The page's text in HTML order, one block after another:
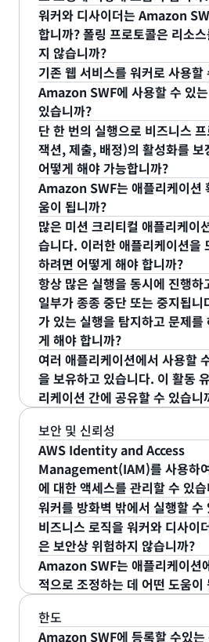
직에 집중할 수 있습니다. 할당
보관, 할당된 작업 모니터링, 작
적인 정보 제공 등과 같은 관련
SWF가 처리합니다. 또한,
솔을 통해 각 작업 수준에서 지
합니다.
를 프라이빗 데이터 센터에서
프라로 단계적으로 마이그
실행 시간이 긴 인적 작업(예
이 포함된 워크플로를 자동
SWF는 완료하는 데 며칠 또
업 단계의 상태를 확실하게
Amazon SWF에 애플리케
종 사용자의 도메인 특정 언
Amazon SWF에서는 프로
게 선택할 수 있으므로,
인터프리터와 사용자 정의
델링 도구 등)도 간편하게 구
애플리케이션의 실행 중인 모
상세한 감사 추적 및 가시성
다. 또한, Amazon SWF의
Amazon SWF에서 제공하
사용자 인터페이스에 통합할
실제로 고객이 Amazon SWF를
플리케이션에는 동영상 인코딩,
프로비저닝, MapReduce 파이
로세스 관리 등 여러 가지가 있
자세한 내용은 “Amazon SWF
례에는 어떤 것이 있습니까?”를
Amazon SWF를 실제 어떻게 이
해서는, 사례 연구를 참조세요.
Console(또는 시각화 API)을 사
행 상황을 볼 수 있으며, 특정 실
하여 작업 수준의 상세 정보를
플리케이션 수준 추적을 사
다.
Amazon SWF 콘솔과 가시
이션 중심의 보기가 제공되
한 검색, 특정 실행의 자세한
운, 실행 관리 등을 할 수 있
SQS에서는 이런 추가 기능
Amazon SWF는 애플리케
가지 기능(예: 작업 간 데이터
연한 작업 분산 등)을 제공
에서는 일부 애플리케이션
합니다.
Amazon SWF는 서비스 API
SDK뿐만 아니라 비동기 상호
프로그래밍 구문을 사용하여
케이션을 작성할 수 있도록
Framework를 제공합니다.
Amazon SQS를 사용하여 분산
정하는 기본 워크플로를 구축할
SWF를 사용하면 다른 애플리케
함께 이 기능을 바로 확보할 수
사용자 필요에 가장 적합한 솔루
Amazon SQS와 Amazon SWF
것이 좋습니다.
Amazon EC2 인스턴스로 다운
나의 청크를 Amazon S3에 다
결합하여 하나의 파일 만들기, 완
Amazon S3에 업로드 등의 개
가 각각 진행합니다. 이 사용 사례
능하므로 디사이더가 여러 작업
다. 업로드된 청크 하나를 인코딩
때 다른 청크 업로드가 완료될
없습니다. 청크를 처리하는 작업
사이더가 해당 청크만 다시 실
SWF에서 보관하는 애플리케이
이더가 워크플로를 제어할 때
어 디사이더는 이 정보를 사용
이 완료되었음을 탐지하고 각
출하여 인코딩된 청크가 결합될
행 진행 상황은 언제든지
Management Console에서 볼
실패한 경우, 실패한 해당 작업을
크를 정확히 찾아냅니다.
사용 사례 2: 대형 제품 카탈로
Mechanical Turk를 사용하여
의 데이터를 확인할 때, 카탈로
누어 처리합니다. 여러 배치를
니다. 배치마다, 제품 데이터를
추출하여 CSV(쉼표 구분 값) 파
것은 Amazon Mechanical
User Interface)에서 요구되는
를 업로드하여 HIT(Human
채워 실행합니다. HIT가 완료되
변환하여 데이터를 원본 형태로
를 평가하고 결과가 합격한다면
Mechanical Turk의 워커에게
HIT 결과가 실패일 때는 제거
Framework를 사용하여 분산
하는 방법을 자세히 살펴볼 수
워크플로와 작업 유형으로 도메
합니다. 실행을 시작하면 자동
동일한 도메인에 만들어집니다.
형 ID, 실행 ID 등)의 고유 범위
다. 즉, 동일한 식별자를 다른 도
할 수 있습니다.
동일한 워크플로 유형을 등록할
에서 별개의 리소스로 처리됩니
설정을 변경하거나 테스트 도메
때 프로덕션 도메인의 해당 리
습니다.
사이더는 의사 결정 작업이라고
을 처리합니다. Amazon SWF는
동 작업 완료 또는 시간 초과로
작업을 지시합니다. 의사 결정
이전에 시작된 활동 작업의 현
습니다. 디사이더는 이 데이터를
업을 포함한 다음 단계를 결정
반환합니다. Amazon SWF는 수
절한 새 활동 작업을 시작하고
결정 작업에 대한 응답을 계속
활동 작업의 순서, 시점 및 동시
로 애플리케이션에서 처리 단계
다. 실행이 시작되면 SWF가 최초
지시합니다. 그 이후에는
가 내린 결정에 따라 실행을 진
더가 실행을 완료하도록 의사 결
행이 지속됩니다.
디사이더의 의사 결정에 도움이
중인 모든 작업의 상세 정보를 지
다. 이 기록을 내역이라고 부르
유하게 작성됩니다. 실행이 시작
됩니다. 이 시점에 내역에는 실
은 초기 정보가 포함됩니다. 그
작업 진행하면 Amazon SWF가
를 반영하여 최신 상태 정보로
다. 디사이더가 의사 결정 작업을
역을 검사할 수 있습니다.
정 작업 지시 시점의 실행 상태가
영되도록 합니다. 디사이더는 이
실행에서 어떤 사항이 발생했는
계를 적절하게 결정할 수 있습니
작업 목록은 Amazon SWF 리
되면 이 목록에 추가되며 이 목
됩니다. 작업 목록에는 사용자
다. 작업 목록에 있는 작업 유형
도 상관없지만, 모든 작업은 활
정 작업이어야 합니다. 등록 시
로 유형에 기본 작업 목록을 지
SWF에서는 작업 목록을 런타임
이름을 지정하고 시작함으로써
만들어 사용합니다. 작업 목록
니다.
활동 작업을 시작할 때 디사
작업 목록에 추가하거나 활
목록에 작업을 추가하도록
합니다.
실행을 시작할 때 모든 의사
업 목록에 추가하거나, 워크
본 작업 목록에 추가하도록
청할 수 있습니다.
작업을 요청하면 디사이더와
록에서 작업을 받을지를 지
작업을 사용할 수 있는 경우
업과 작업 유형 ID를 전송합
위의 내용에 따라 작업을 추가할
에서 작업을 요청할 워커를 제
워커와 디사이더는 각각 이해할
됩니다.
AWS Flow Framework는
플리케이션을 빠르고 쉽게 개발
는 프로그래밍 프레임워크입니
작업 수준의 조정 정보와 비동
간단한 프로그래밍 구문으로
SWF에서 워크플로를 조정하려
해야 합니다. 원격 작업은 완료
활동 작업) 작업 간의 종속 관계
합니다.
AWS Flow Framework를 사용
을 익숙한 프로그래밍 개념을 사
수 있습니다. 예를 들어, 활동 작
대한 호출과 같이 간단합니다.
Framework가 자동으로 호출을
결정으로 해석하고, Amazon
게 할당하고 모니터링하며 완료
다. 프레임워크는 출력 데이터를
사용자가 메서드 호출의 반환 값
록 합니다. 일반적인 메서드 호
이 반환 값을 코드에서 사용하여
의 런타임이 자동으로 중지되고
는 상태가 되면 실행을 재개합니
레임워크의 런타임이 Amazon
의사 결정 작업을 받고 프로그램
서드를 호출하여 의사 결정 후
합니다. 직관적인 프로그래밍 프
Amazon SWF에 대한 액세스를
Flow Framework를 사용하면
간편하게 비동기 이벤트 기반 프
워커와 디사이더는 Amazon
합니까? 폴링 프로토콜은 리소
지 않습니까?
일반적인 폴링 기반 프로토콜의
의 폴링 빈도를 찾아야합니다.
면 폴링 결과가 비어있는 횟수
이 경우 애플리케이션 및 네트
많이 사용되지만 실행을 진행할
을 수 없는 상황이 됩니다. 폴링
메시지의 보관 시간이 길어지고
시간이 증가할 수 있습니다.
폴링에 내재된 비효율성을 해
SWF는 긴 폴링을 채택하고 있습
하면 아무것도 반환하지 않는 폴
합니다. 워커와 디사이더가
구 폴링을 수행할 때 작업이 없
유지됩니다. 이 시간이 경과하기
업이 생기면 해당 작업이 긴 폴링
로 반환됩니다. 연결이 일정 시
시간이 경과할 때까지 결과가 없
가지는 지연 시간과 효율성 측
서 폴링의 보안 및 흐름 제어 측
이션에 활용할 수 있습니다.
기존 웹 서비스를 워커로 사용할
워커는 표준 HTTP GET 요청
SWF에서 작업을 받고 결과를
비스를 워커로 사용하려면
을 받고, 필요에 따라 웹 서비스
를 Amazon SWF에 반환하는
래퍼에서 작업과 함께 전달되는
비스 API의 파라미터로 변환합
서비스 API의 출력 데이터는 작
Amazon SWF에 반환합니다.
Amazon SWF에 사용할 수 있
있습니까?
아니요, 웹 서비스 API를 사용
통신할 수 있다면 워커나 디사이
프로그래밍 언어를 사용하든 상
SDK는 현재 Java, .NET, PHP
있습니다. Java용 AWS SDK에
Framework가 포함되어 있습니
단 한 번의 실행으로 비즈니스
잭션, 제출, 배정)의 활성화를 보
어떻게 해야 가능합니까?
새 워크플로 실행을 시작할 때
ID를 부여합니다. 이러면 실행
티 또는 작업(예: 고객 ID, 파일
결할 수 있습니다. 실행되는 동안
없도록 Amazon SWF가 보장합
일한 ID를 사용하는 다른 실행의
게 됩니다. 이를 통해 트랜잭션,
하나의 비즈니스 작업에 대해 2
용하지 않는다는 비즈니스 요구
다. 예를 들어, 특정 웹 사이트의
흐름을 생각해 보겠습니다. 사용
릭하면 해당 사용자의 고유 이
한 이름으로 사용될 수 있습니다
재하면 실행 시작 호출이 실패
행되는 동안 사용자가 이 버튼
수도 있지만 이 경우 충돌을 막기
요하지 않습니다.
이 워크플로 실행이 완료되면(
없이) 동일한 ID를 갖는 다른 워
수 있습니다. 이 경우 해당 워크
은 동일한 실행 ID를 갖지만 작
다. 이 작업 ID는 Amazon SWF
이며, 동일한 워크플로 실행 ID
Amazon SWF는 애플리케이션
움이 됩니까?
Amazon SWF에서는 사용자가
실행할 워커 수 및 디사이더에
수를 지정함으로써 애플리케이
합니다. 워커 수 또는 디사이더
해당 처리 단계에 할당된 컴퓨
따라서 그 단계의 처리량이 증가
기 조정을 할 경우, Amazon
공하는 런타임 데이터를 사용할
어, Amazon SWF는 한 작업 목
합니다. 이 수치가 증가하면 워
하지 못할 우려가 있으므로 처
계값을 초과하면 자동으로 새
정할 수 있습니다.
많은 미션 크리티컬 애플리케이
습니다. 이러한 애플리케이션을
하려면 어떻게 해야 합니까?
Management Console뿐만 아
에는 포괄적인 기능을 갖춘 시
있습니다. 이 API가 제공하는 런
여 모든 실행을 모니터링하고
를 자동으로 조정할 수 있습니다.
내에 오픈된 실행 수와 종료된 실
유형별로 상세 데이터를 검색할
화 API를 사용하여 사용자만의
션을 구축할 수도 있습니다.
항상 많은 실행을 동시에 진행하
일부가 종종 중단 또는 중지됩니
가 있는 실행을 탐지하고 문제를
게 해야 합니까?
Amazon SWF에서는
각화 API를 사용하여 실행을 검
용자는 다양한 검색 조건을 지
들어, 실행 시작 또는 완료까지
태(예: open 또는 closed), 표준
timed out, terminated) 등이
플로 실행을 그룹화하기 위해 태
사용할 수 있습니다. 이 태그를
행을 시작할 때 사용자 정의 텍
합니다. AWS Management
를 워크플로 실행의 검색에 사용
정지되었을 수 있는 실행을 찾
조건으로 시간이 예상보다 긴
다음, 추출한 실행 각각에 대해
여러 애플리케이션에서 사용할
을 보유하고 있습니다. 이 활동
리케이션 간에 공유할 수 있습니
예. 애플리케이션과 활동이 모
록되어 있으면 여러 애플리케이
형을 공유할 수 있습니다. 이를
사이더가 그 활동 유형의 작업을
담당하는 워커가 폴링하는 작업
합니다. 이제 그 활동 유형의 워
플리케이션에서 활동 작업을 받
작업이 어떤 애플리케이션에서
하거나 애플리케이션마다 다른
중 작업 목록을 사용할 수 있습
사 결정자가 자신이 이해하는
려면 어떻게 해야 합니까? 를 참
보안 및 신뢰성
AWS Identity and Access
Management(IAM)를 사용하
에 대한 액세스를 관리할 수 있
예. IAM 사용자에게 Amazon
는 권한을 부여할 수 있습니다.
도메인 및 사용자가 지정한 API
습니다.
워커를 방화벽 밖에서 실행할 수
예. 워커는 표준 HTTP GET 요
Amazon SWF에서 작업을 요청
환합니다. 항상 워커가 Amazon
하므로 인바운드 요청을 허용하
필요가 없습니다.
비즈니스 로직을 워커와 디사이
은 보안상 위험하지 않습니까?
워커는 표준 HTTP GET 요청
SWF에서 작업을 요청하고 처리
따라서 워커에 대한 엔드포인트
습니다. 또한, 디사이더가 작업
Amazon SWF는 애플리케이션
적으로 조정하는 데 어떤 도움이
Amazon SWF에는 작업 배정을
능이 있습니다. 이를 통해 작업
한도
Amazon SWF에 등록할 수있는